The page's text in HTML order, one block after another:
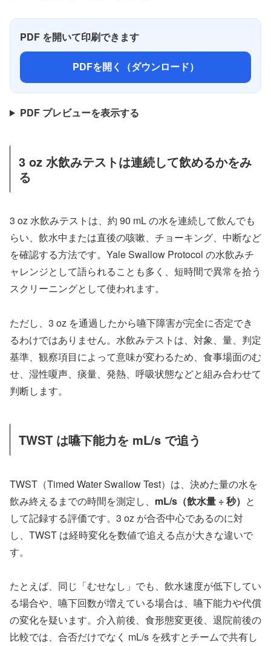
PDF を開いて印刷できます
PDFを開く（ダウンロード）
PDF プレビューを表示する
3 oz 水飲みテストは連続して飲めるかをみ
る
3 oz 水飲みテストは、約 90 mL の水を連続して飲んでも
らい、飲水中または直後の咳嗽、チョーキング、中断など
を確認する方法です。Yale Swallow Protocol の水飲みチ
ャレンジとして語られることも多く、短時間で異常を拾う
スクリーニングとして使われます。
ただし、3 oz を通過したから嚥下障害が完全に否定でき
るわけではありません。水飲みテストは、対象、量、判定
基準、観察項目によって意味が変わるため、食事場面のむ
せ、湿性嗄声、痰量、発熱、呼吸状態などと組み合わせて
判断します。
TWST は嚥下能力を mL/s で追う
TWST（Timed Water Swallow Test）は、決めた量の水を
飲み終えるまでの時間を測定し、 mL/s（飲水量 ÷ 秒） と
して記録する評価です。3 oz が合否中心であるのに対
し、TWST は経時変化を数値で追える点が大きな違いで
す。
たとえば、同じ「むせなし」でも、飲水速度が低下してい
る場合や、嚥下回数が増えている場合は、嚥下能力や代償
の変化を疑います。介入前後、食形態変更後、退院前後の
比較では、合否だけでなく mL/s を残すとチームで共有し